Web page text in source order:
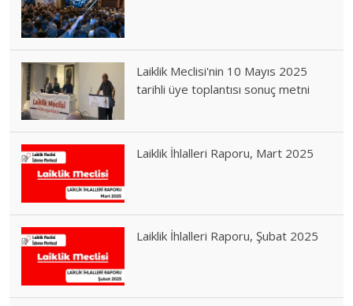
Laiklik Meclisi'nin 10 Mayıs 2025
tarihli üye toplantısı sonuç metni
Laiklik İhlalleri Raporu, Mart 2025
Laiklik İhlalleri Raporu, Şubat 2025